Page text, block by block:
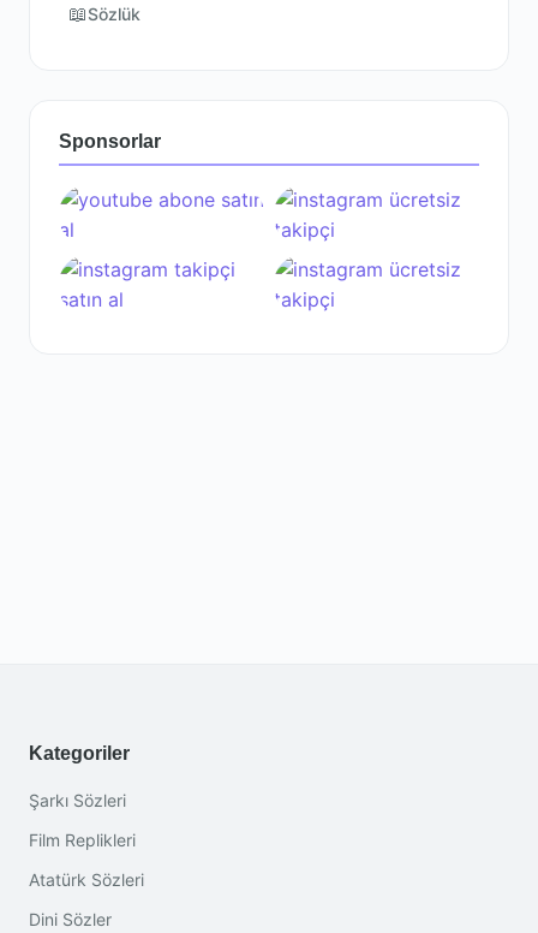
📖Sözlük
Sponsorlar
Kategoriler
Şarkı Sözleri
Film Replikleri
Atatürk Sözleri
Dini Sözler